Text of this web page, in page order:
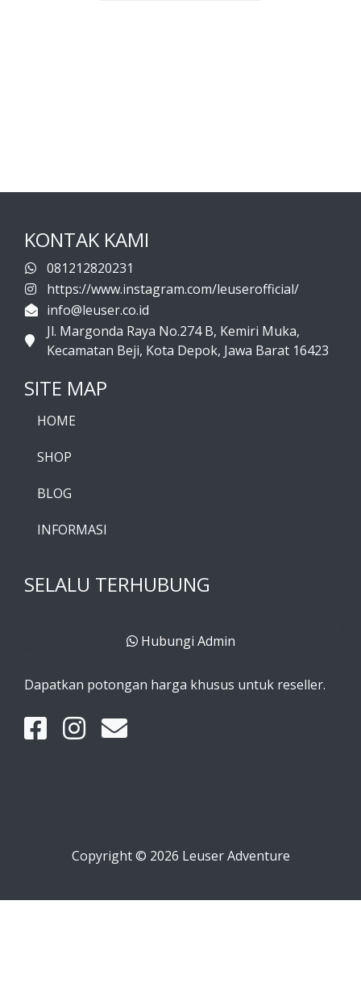
KONTAK KAMI
081212820231
https://www.instagram.com/leuserofficial/
info@leuser.co.id
Jl. Margonda Raya No.274 B, Kemiri Muka,
Kecamatan Beji, Kota Depok, Jawa Barat 16423
SITE MAP
HOME
SHOP
BLOG
INFORMASI
SELALU TERHUBUNG
Hubungi Admin
Dapatkan potongan harga khusus untuk reseller.
Copyright © 2026 Leuser Adventure